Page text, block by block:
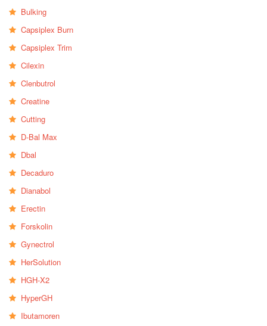
Bulking
Capsiplex Burn
Capsiplex Trim
Cilexin
Clenbutrol
Creatine
Cutting
D-Bal Max
Dbal
Decaduro
Dianabol
Erectin
Forskolin
Gynectrol
HerSolution
HGH-X2
HyperGH
Ibutamoren